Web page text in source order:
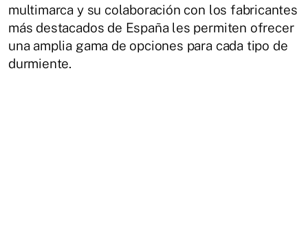
multimarca y su colaboración con los fabricantes
más destacados de España les permiten ofrecer
una amplia gama de opciones para cada tipo de
durmiente.